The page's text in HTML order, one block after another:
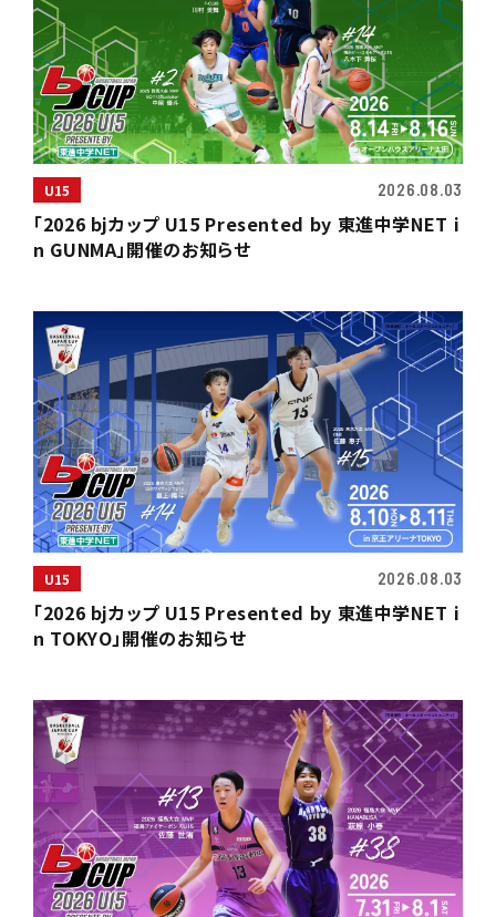
U15 2026.08.03
「2026 bjカップ U15 Presented by 東進中学NET i
n GUNMA」開催のお知らせ
U15 2026.08.03
「2026 bjカップ U15 Presented by 東進中学NET i
n TOKYO」開催のお知らせ